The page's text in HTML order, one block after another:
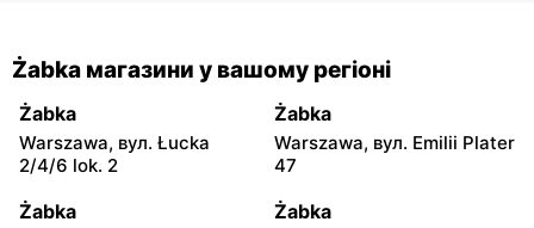
Żabka магазини у вашому регіоні
Żabka
Warszawa, вул. Łucka
2/4/6 lok. 2
Żabka
Warszawa, вул. Emilii Plater
47
Żabka Żabka